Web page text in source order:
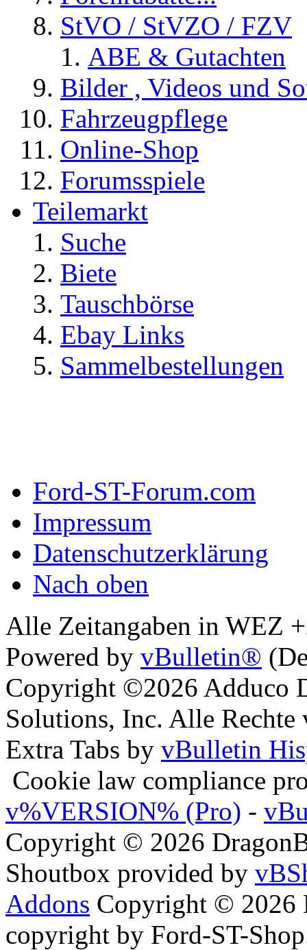
StVO / StVZO / FZV
ABE & Gutachten
Bilder , Videos und
Fahrzeugpflege
Online-Shop
Forumsspiele
Teilemarkt
Suche
Biete
Tauschbörse
Ebay Links
Sammelbestellungen
Ford-ST-Forum.com
Impressum
Datenschutzerklärung
Nach oben
Alle Zeitangaben in WEZ
Powered by vBulletin®
Copyright ©2026 Adduco
Solutions, Inc. Alle Rechte
Extra Tabs by vBulletin
Cookie law compliance
v%VERSION% (Pro) -
Copyright © 2026
Shoutbox provided by
Addons Copyright © 2026
copyright by Ford-ST-